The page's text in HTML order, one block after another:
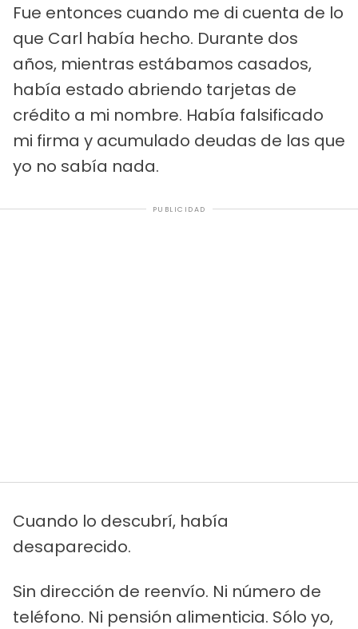
Fue entonces cuando me di cuenta de lo
que Carl había hecho. Durante dos
años, mientras estábamos casados,
había estado abriendo tarjetas de
crédito a mi nombre. Había falsificado
mi firma y acumulado deudas de las que
yo no sabía nada.
PUBLICIDAD
Cuando lo descubrí, había
desaparecido.
Sin dirección de reenvío. Ni número de
teléfono. Ni pensión alimenticia. Sólo yo,